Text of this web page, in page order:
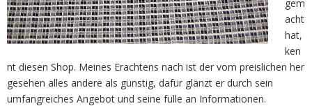
gem
acht
hat,
ken
nt diesen Shop. Meines Erachtens nach ist der vom preislichen her
gesehen alles andere als günstig, dafür glänzt er durch sein
umfangreiches Angebot und seine fülle an Informationen.